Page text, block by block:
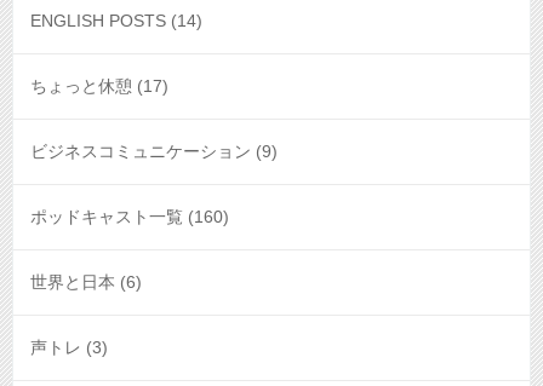
ENGLISH POSTS (14)
ちょっと休憩 (17)
ビジネスコミュニケーション (9)
ポッドキャスト一覧 (160)
世界と日本 (6)
声トレ (3)